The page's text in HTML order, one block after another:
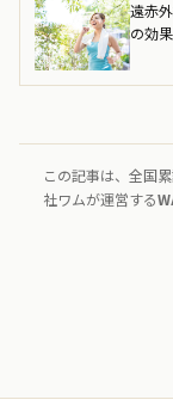
遠赤
の効果
この記事は、全国
社ワムが運営する